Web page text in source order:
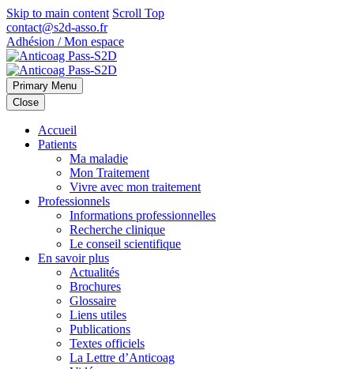
Skip to main content Scroll Top
contact@s2d-asso.fr
Adhésion / Mon espace
Primary Menu
Close
Accueil
Patients
Ma maladie
Mon Traitement
Vivre avec mon traitement
Professionnels
Informations professionnelles
Recherche clinique
Le conseil scientifique
En savoir plus
Actualités
Brochures
Glossaire
Liens utiles
Publications
Textes officiels
La Lettre d’Anticoag